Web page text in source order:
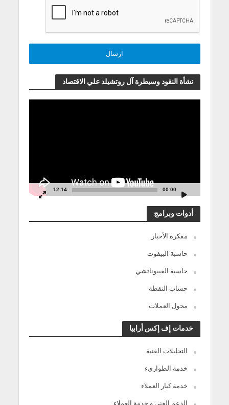
نشأة النقود وسيطرة آل روتشيلد علي الاقتصاد
00:00
12:14
أدوات وبرامج
مفكرة الأخبار
حاسبة البيفوت
حاسبة الفيبوناتشي
حساب النقطة
محول العملات
خدمات إف إكس أرابيا
التحليلات الفنية
خدمة الطوارىء
خدمة كبار العملاء
الدعم الفنى و خدمة العملاء